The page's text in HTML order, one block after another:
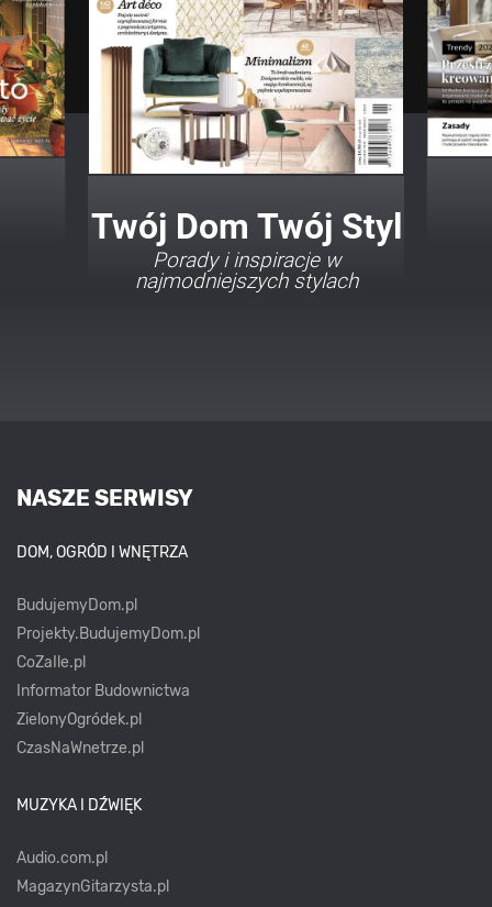
Twój Dom Twój Styl
Porady i inspiracje w
najmodniejszych stylach
NASZE SERWISY
DOM, OGRÓD I WNĘTRZA
BudujemyDom.pl
Projekty.BudujemyDom.pl
CoZaIle.pl
Informator Budownictwa
ZielonyOgródek.pl
CzasNaWnetrze.pl
MUZYKA I DŹWIĘK
Audio.com.pl
MagazynGitarzysta.pl